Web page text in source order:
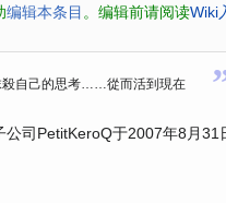
编辑本条目 。编辑前请阅读Wiki
殺自己的思考……從而活到現在
公司PetitKeroQ于2007年8月31